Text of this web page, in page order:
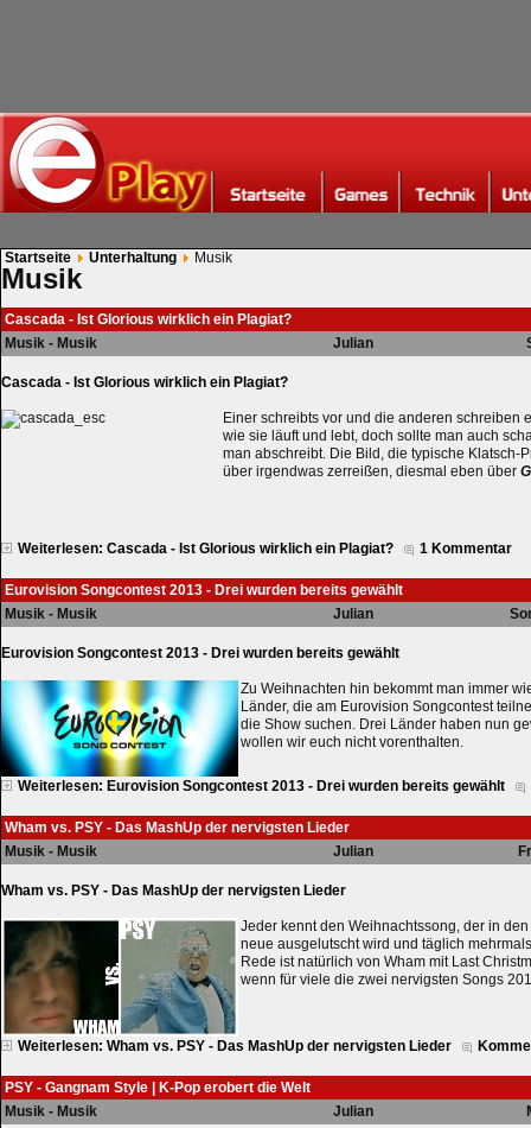
Startseite Unterhaltung Musik
Musik
Cascada - Ist Glorious wirklich ein Plagiat?
Musik - Musik
Julian
Cascada - Ist Glorious wirklich ein Plagiat?
Einer schreibts vor und die anderen schreiben
wie sie läuft und lebt, doch sollte man auch
man abschreibt. Die Bild, die typische Klatsch-
über irgendwas zerreißen, diesmal eben über
Weiterlesen: Cascada - Ist Glorious wirklich ein Plagiat? 1 Kommentar
Eurovision Songcontest 2013 - Drei wurden bereits gewählt
Musik - Musik
Julian
Eurovision Songcontest 2013 - Drei wurden bereits gewählt
Zu Weihnachten hin bekommt man immer
Länder, die am Eurovision Songcontest
die Show suchen. Drei Länder haben nun
wollen wir euch nicht vorenthalten.
Weiterlesen: Eurovision Songcontest 2013 - Drei wurden bereits gewählt
Wham vs. PSY - Das MashUp der nervigsten Lieder
Musik - Musik
Julian
Wham vs. PSY - Das MashUp der nervigsten Lieder
Jeder kennt den Weihnachtssong, der in
neue ausgelutscht wird und täglich
Rede ist natürlich von Wham mit Last
wenn für viele die zwei nervigsten Songs
Weiterlesen: Wham vs. PSY - Das MashUp der nervigsten Lieder
PSY - Gangnam Style | K-Pop erobert die Welt
Musik - Musik
Julian